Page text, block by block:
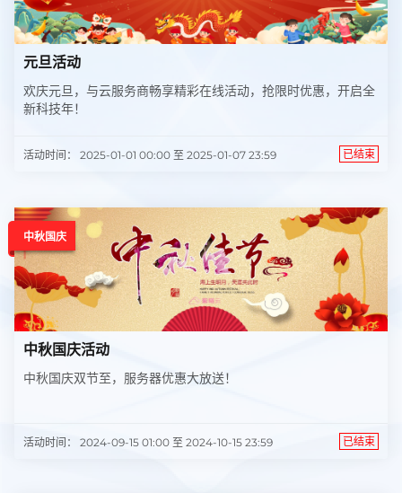
元旦活动
欢庆元旦，与云服务商畅享精彩在线活动，抢限时优惠，开启全
新科技年！
活动时间： 2025-01-01 00:00 至 2025-01-07 23:59 已结束
中秋国庆
中秋国庆活动
中秋国庆双节至，服务器优惠大放送！
活动时间： 2024-09-15 01:00 至 2024-10-15 23:59 已结束